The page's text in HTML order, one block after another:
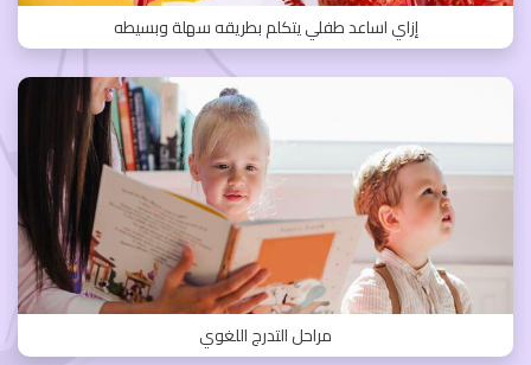
إزاي اساعد طفلي يتكلم بطريقه سهلة وبسيطه
مراحل التدرج اللغوي